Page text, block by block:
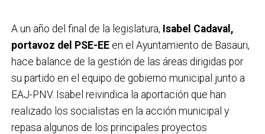
A un año del final de la legislatura, Isabel Cadaval,
portavoz del PSE-EEen el Ayuntamiento de Basauri,
hace balance de la gestión de las áreas dirigidas por
su partido en el equipo de gobierno municipal junto a
EAJ-PNV. Isabel reivindica la aportación que han
realizado los socialistas en la acción municipal y
repasa algunos de los principales proyectos